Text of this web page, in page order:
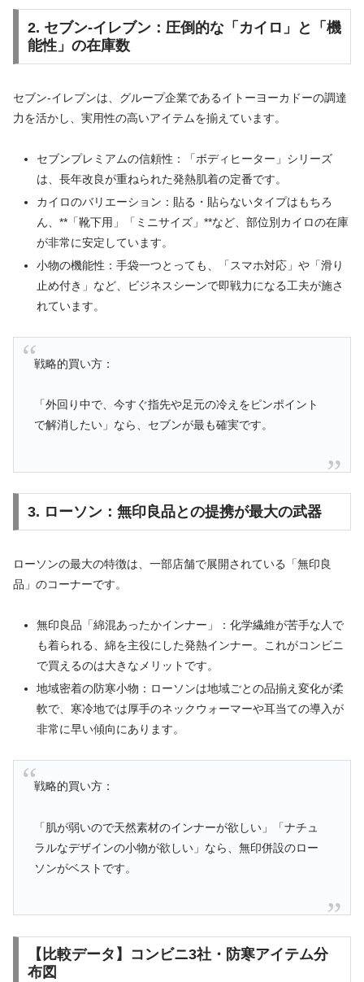
2. セブン‐イレブン：圧倒的な「カイロ」と「機
能性」の在庫数
セブン‐イレブンは、グループ企業であるイトーヨーカドーの調達
力を活かし、実用性の高いアイテムを揃えています。
セブンプレミアムの信頼性：「ボディヒーター」シリーズ
は、長年改良が重ねられた発熱肌着の定番です。
カイロのバリエーション：貼る・貼らないタイプはもちろ
ん、**「靴下用」「ミニサイズ」**など、部位別カイロの在庫
が非常に安定しています。
小物の機能性：手袋一つとっても、「スマホ対応」や「滑り
止め付き」など、ビジネスシーンで即戦力になる工夫が施さ
れています。
戦略的買い方：
「外回り中で、今すぐ指先や足元の冷えをピンポイント
で解消したい」なら、セブンが最も確実です。
3. ローソン：無印良品との提携が最大の武器
ローソンの最大の特徴は、一部店舗で展開されている「無印良
品」のコーナーです。
無印良品「綿混あったかインナー」：化学繊維が苦手な人で
も着られる、綿を主役にした発熱インナー。これがコンビニ
で買えるのは大きなメリットです。
地域密着の防寒小物：ローソンは地域ごとの品揃え変化が柔
軟で、寒冷地では厚手のネックウォーマーや耳当ての導入が
非常に早い傾向にあります。
戦略的買い方：
「肌が弱いので天然素材のインナーが欲しい」「ナチュ
ラルなデザインの小物が欲しい」なら、無印併設のロー
ソンがベストです。
【比較データ】コンビニ3社・防寒アイテム分
布図